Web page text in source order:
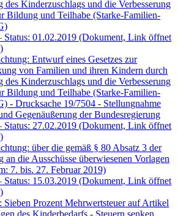
des Kinderzuschlags und die Verbesserung
Bildung und Teilhabe (Starke-Familien-
01.02.2019 (Dokument, Link öffnet
Entwurf eines Gesetzes zur
von Familien und ihren Kindern durch
des Kinderzuschlags und die Verbesserung
Bildung und Teilhabe (Starke-Familien-
- Drucksache 19/7504 - Stellungnahme
Gegenäußerung der Bundesregierung
27.02.2019 (Dokument, Link öffnet
über die gemäß § 80 Absatz 3 der
an die Ausschüsse überwiesenen Vorlagen
7. bis. 27. Februar 2019)
15.03.2019 (Dokument, Link öffnet
Sieben Prozent Mehrwertsteuer auf Artikel
des Kinderbedarfs - Steuern senken,